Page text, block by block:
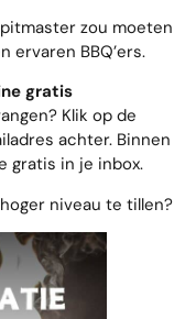
zou moeten
ervaren BBQ’ers.
gratis
Klik op de
achter. Binnen
gratis in je inbox.
niveau te tillen?